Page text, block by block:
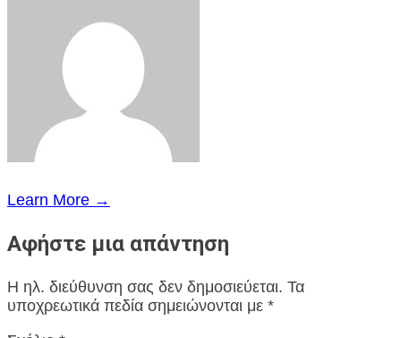
Learn More →
Αφήστε μια απάντηση
Η ηλ. διεύθυνση σας δεν δημοσιεύεται. Τα
υποχρεωτικά πεδία σημειώνονται με *